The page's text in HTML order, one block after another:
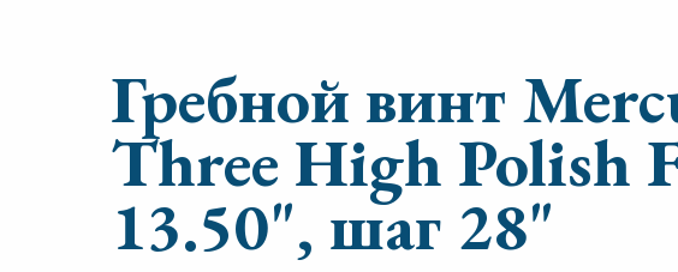
Гребной винт
Three High Polish
13.50", шаг 28"